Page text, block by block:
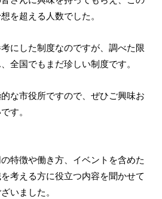
を超える人数でした。
にした制度なのですが、調べた限
全国でもまだ珍しい制度です。
な市役所ですので、ぜひご興味お
す。
特徴や働き方、イベントを含めた
考える方に役立つ内容を聞かせて
いました。